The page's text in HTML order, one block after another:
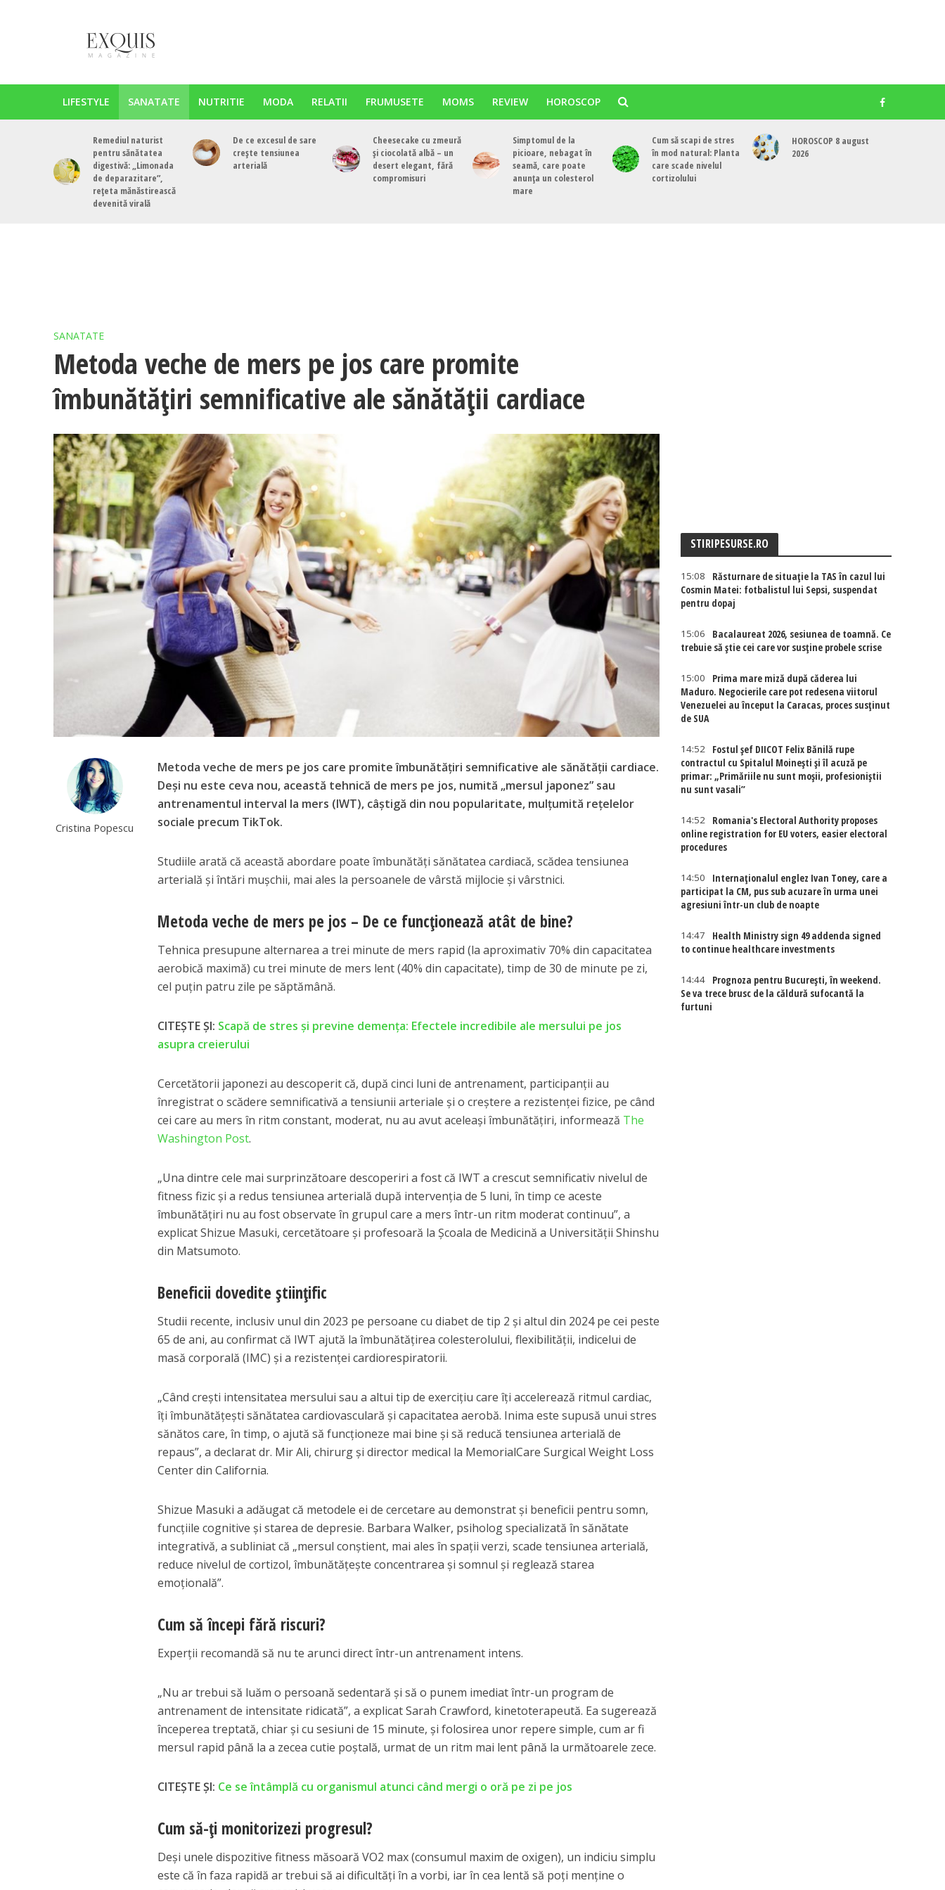
LIFESTYLE SANATATE NUTRITIE MODA RELATII FRUMUSETE MOMS REVIEW HOROSCOP
Remediul naturist
pentru sănătatea
digestivă: „Limonada
de deparazitare”,
rețeta mănăstirească
devenită virală
De ce excesul de sare
crește tensiunea
arterială
Cheesecake cu zmeură
și ciocolată albă – un
desert elegant, fără
compromisuri
Simptomul de la
picioare, nebagat în
seamă, care poate
anunța un colesterol
mare
Cum să scapi de stres
în mod natural: Planta
care scade nivelul
cortizolului
HOROSCOP 8 august
2026
SANATATE
Metoda veche de mers pe jos care promite
îmbunătățiri semnificative ale sănătății cardiace
Cristina Popescu
Metoda veche de mers pe jos care promite îmbunătățiri semnificative ale sănătății cardiace.
Deși nu este ceva nou, această tehnică de mers pe jos, numită „mersul japonez” sau
antrenamentul interval la mers (IWT), câștigă din nou popularitate, mulțumită rețelelor
sociale precum TikTok.
Studiile arată că această abordare poate îmbunătăți sănătatea cardiacă, scădea tensiunea
arterială și întări mușchii, mai ales la persoanele de vârstă mijlocie și vârstnici.
Metoda veche de mers pe jos – De ce funcționează atât de bine?
Tehnica presupune alternarea a trei minute de mers rapid (la aproximativ 70% din capacitatea
aerobică maximă) cu trei minute de mers lent (40% din capacitate), timp de 30 de minute pe zi,
cel puțin patru zile pe săptămână.
CITEȘTE ȘI: Scapă de stres şi previne demenţa: Efectele incredibile ale mersului pe jos
asupra creierului
Cercetătorii japonezi au descoperit că, după cinci luni de antrenament, participanții au
înregistrat o scădere semnificativă a tensiunii arteriale și o creștere a rezistenței fizice, pe când
cei care au mers în ritm constant, moderat, nu au avut aceleași îmbunătățiri, informează The
Washington Post.
„Una dintre cele mai surprinzătoare descoperiri a fost că IWT a crescut semnificativ nivelul de
fitness fizic și a redus tensiunea arterială după intervenția de 5 luni, în timp ce aceste
îmbunătățiri nu au fost observate în grupul care a mers într-un ritm moderat continuu”, a
explicat Shizue Masuki, cercetătoare și profesoară la Școala de Medicină a Universității Shinshu
din Matsumoto.
Beneficii dovedite științific
Studii recente, inclusiv unul din 2023 pe persoane cu diabet de tip 2 și altul din 2024 pe cei peste
65 de ani, au confirmat că IWT ajută la îmbunătățirea colesterolului, flexibilității, indicelui de
masă corporală (IMC) și a rezistenței cardiorespiratorii.
„Când crești intensitatea mersului sau a altui tip de exercițiu care îți accelerează ritmul cardiac,
îți îmbunătățești sănătatea cardiovasculară și capacitatea aerobă. Inima este supusă unui stres
sănătos care, în timp, o ajută să funcționeze mai bine și să reducă tensiunea arterială de
repaus”, a declarat dr. Mir Ali, chirurg și director medical la MemorialCare Surgical Weight Loss
Center din California.
Shizue Masuki a adăugat că metodele ei de cercetare au demonstrat și beneficii pentru somn,
funcțiile cognitive și starea de depresie. Barbara Walker, psiholog specializată în sănătate
integrativă, a subliniat că „mersul conștient, mai ales în spații verzi, scade tensiunea arterială,
reduce nivelul de cortizol, îmbunătățește concentrarea și somnul și reglează starea
emoțională”.
Cum să începi fără riscuri?
Experții recomandă să nu te arunci direct într-un antrenament intens.
„Nu ar trebui să luăm o persoană sedentară și să o punem imediat într-un program de
antrenament de intensitate ridicată”, a explicat Sarah Crawford, kinetoterapeută. Ea sugerează
începerea treptată, chiar și cu sesiuni de 15 minute, și folosirea unor repere simple, cum ar fi
mersul rapid până la a zecea cutie poștală, urmat de un ritm mai lent până la următoarele zece.
CITEȘTE ȘI: Ce se întâmplă cu organismul atunci când mergi o oră pe zi pe jos
Cum să-ți monitorizezi progresul?
Deși unele dispozitive fitness măsoară VO2 max (consumul maxim de oxigen), un indiciu simplu
este că în faza rapidă ar trebui să ai dificultăți în a vorbi, iar în cea lentă să poți menține o
STIRIPESURSE.RO
15:08
Răsturnare de situație la TAS în cazul lui
Cosmin Matei: fotbalistul lui Sepsi, suspendat
pentru dopaj
15:06
Bacalaureat 2026, sesiunea de toamnă. Ce
trebuie să știe cei care vor susține probele scrise
15:00
Prima mare miză după căderea lui
Maduro. Negocierile care pot redesena viitorul
Venezuelei au început la Caracas, proces susținut
de SUA
14:52
Fostul șef DIICOT Felix Bănilă rupe
contractul cu Spitalul Moinești și îl acuză pe
primar: „Primăriile nu sunt moșii, profesioniștii
nu sunt vasali”
14:52
Romania's Electoral Authority proposes
online registration for EU voters, easier electoral
procedures
14:50
Internaţionalul englez Ivan Toney, care a
participat la CM, pus sub acuzare în urma unei
agresiuni într-un club de noapte
14:47
Health Ministry sign 49 addenda signed
to continue healthcare investments
14:44
Prognoza pentru București, în weekend.
Se va trece brusc de la căldură sufocantă la
furtuni